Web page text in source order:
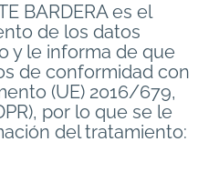
BARDERA es el
de los datos
y le informa de que
de conformidad con
(UE) 2016/679,
por lo que se le
del tratamiento: